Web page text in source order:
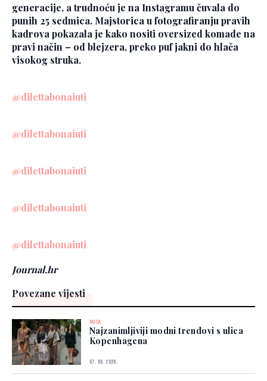
generacije, a trudnoću je na Instagramu čuvala do
punih 25 sedmica. Majstorica u fotografiranju pravih
kadrova pokazala je kako nositi oversized komade na
pravi način – od blejzera, preko puf jakni do hlača
visokog struka.
@dilettabonaiuti
@dilettabonaiuti
@dilettabonaiuti
@dilettabonaiuti
@dilettabonaiuti
Journal.hr
Povezane vijesti
MODA
Najzanimljiviji modni trendovi s ulica
Kopenhagena
07. 08. 2026.